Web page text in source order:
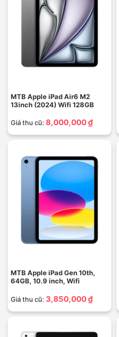
MTB Apple iPad Air6 M2
13inch (2024) Wifi 128GB
Giá thu cũ: 8,000,000 ₫
MTB Apple iPad Gen 10th,
64GB, 10.9 inch, Wifi
Giá thu cũ: 3,850,000 ₫